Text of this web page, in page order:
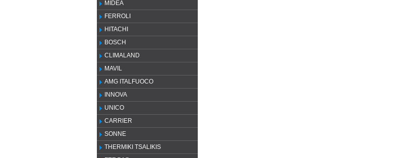
MIDEA
FERROLI
HITACHI
BOSCH
CLIMALAND
MAVIL
AMG ITALFUOCO
INNOVA
UNICO
CARRIER
SONNE
THERMIKI TSALIKIS